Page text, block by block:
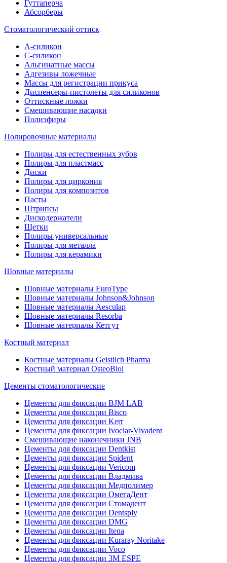
Гуттаперча
Абсорберы
Стоматологический оттиск
А-силикон
C-силикон
Альгинатные массы
Адгезивы ложечные
Массы для регистрации прикуса
Диспенсеры-пистолеты для силиконов
Оттискные ложки
Смешивающие насадки
Полиэфиры
Полировочные материалы
Полиры для естественных зубов
Полиры для пластмасс
Диски
Полиры для циркония
Полиры для композитов
Пасты
Штрипсы
Дискодержатели
Щетки
Полиры универсальные
Полиры для металла
Полиры для керамики
Шовные материалы
Шовные материалы EuroType
Шовные материалы Johnson&Johnson
Шовные материалы Aesculap
Шовные материалы Resorba
Шовные материалы Кетгут
Костный материал
Костные материалы Geistlich Pharma
Костный материал OsteoBiol
Цементы стоматологические
Цементы для фиксации BJM LAB
Цементы для фиксации Bisco
Цементы для фиксации Kerr
Цементы для фиксации Ivoclar-Vivadent
Смешивающие наконечники JNB
Цементы для фиксации Dentkist
Цементы для фиксации Spident
Цементы для фиксации Vericom
Цементы для фиксации Владмива
Цементы для фиксации Медполимер
Цементы для фиксации ОмегаДент
Цементы для фиксации Стомадент
Цементы для фиксации Dentsply
Цементы для фиксации DMG
Цементы для фиксации Itena
Цементы для фиксации Kuraray Noritake
Цементы для фиксации Voco
Цементы для фиксации 3M ESPE